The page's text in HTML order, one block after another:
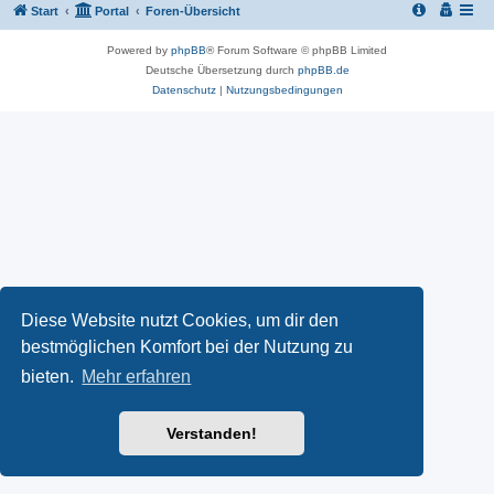
Diese Website nutzt Cookies, um dir den
bestmöglichen Komfort bei der Nutzung zu
bieten. Mehr erfahren
Verstanden!
Start Portal Foren-Übersicht
Powered by phpBB® Forum Software © phpBB Limited
Deutsche Übersetzung durch phpBB.de
Datenschutz| Nutzungsbedingungen